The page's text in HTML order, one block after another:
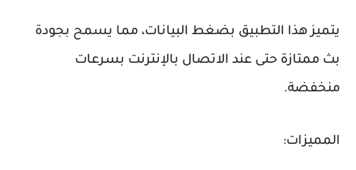
يتميز هذا التطبيق بضغط البيانات، مما يسمح بجودة
بث ممتازة حتى عند الاتصال بالإنترنت بسرعات
منخفضة.
المميزات: